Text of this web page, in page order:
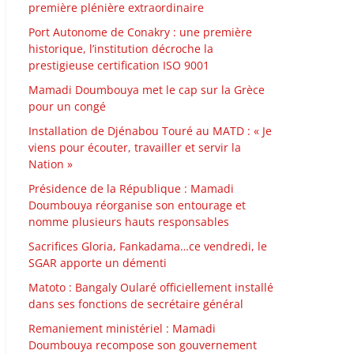
première plénière extraordinaire
Port Autonome de Conakry : une première
historique, l’institution décroche la
prestigieuse certification ISO 9001
Mamadi Doumbouya met le cap sur la Grèce
pour un congé
Installation de Djénabou Touré au MATD : « Je
viens pour écouter, travailler et servir la
Nation »
Présidence de la République : Mamadi
Doumbouya réorganise son entourage et
nomme plusieurs hauts responsables
Sacrifices Gloria, Fankadama…ce vendredi, le
SGAR apporte un démenti
Matoto : Bangaly Oularé officiellement installé
dans ses fonctions de secrétaire général
Remaniement ministériel : Mamadi
Doumbouya recompose son gouvernement